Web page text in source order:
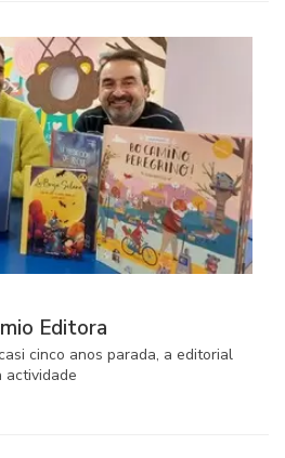
Editora
cinco anos parada, a editorial
actividade